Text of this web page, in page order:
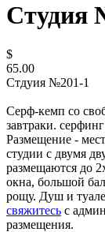
Студия
$
65.00
Стдуия №201-1
Серф-кемп со
завтраки.
Размещение -
студии с двумя
размещаются до
окна, большой
рощу. Душ и
свяжитесь с
размещения.